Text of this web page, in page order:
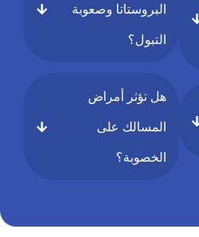
البروستاتا وصعوبة
التبول؟
هل تؤثر أمراض
المسالك على
الخصوبة؟